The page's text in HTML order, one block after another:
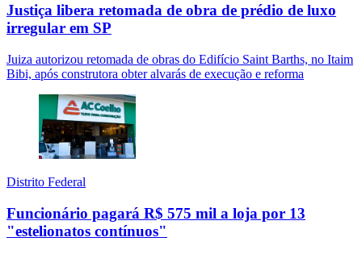
Justiça libera retomada de obra de prédio de luxo
irregular em SP
Juiza autorizou retomada de obras do Edifício Saint Barths, no Itaim
Bibi, após construtora obter alvarás de execução e reforma
Distrito Federal
Funcionário pagará R$ 575 mil a loja por 13
"estelionatos contínuos"